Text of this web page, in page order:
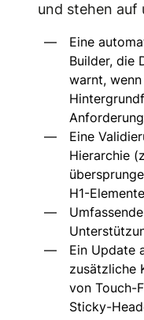
und stehen auf
Eine
Builder, die
warnt,
Eine
Hierarchie
H1-
Ein Update
zusätzliche
von Touch-
Sticky-